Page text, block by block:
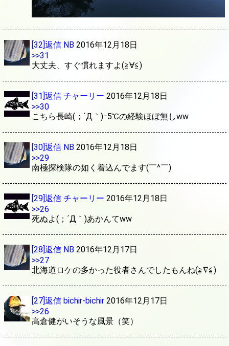
[32]返信 NB 2016年12月18日
>>31
大丈夫、すぐ慣れますよ(≧∀≦)
[31]返信 チャーリー 2016年12月18日
>>30
こちら長崎(；´Д｀)ｰ5℃の経験ほぼ無しww
[30]返信 NB 2016年12月18日
>>29
南極探検隊の如く着込んでます(￣^￣)ゞ
[29]返信 チャーリー 2016年12月18日
>>26
死ぬよ(；´Д｀)あかんてww
[28]返信 NB 2016年12月17日
>>27
北海道ロケの多かった役者さんでしたもんね(≧∇≦)
[27]返信 bichir-bichir 2016年12月17日
>>26
高倉健がいそうな風景（笑）